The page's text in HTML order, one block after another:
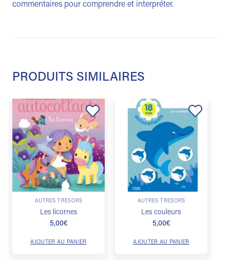
commentaires pour comprendre et interpréter.
PRODUITS SIMILAIRES
Ajouter
à la
liste de
souhaits
AUTRES TRÉSORS
Les licornes
5,00€
AJOUTER AU PANIER
à la
liste de
souhaits
AUTRES TRÉSORS
Les couleurs
5,00€
AJOUTER AU PANIER